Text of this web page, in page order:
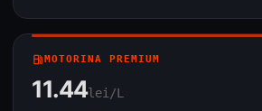
local_gas_stationMOTORINA PREMIUM
11.44lei/L